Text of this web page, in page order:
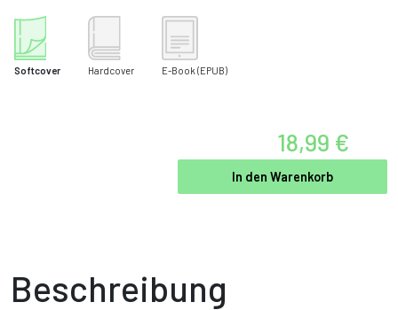
Softcover Hardcover E-Book (EPUB)
18,99 €
In den Warenkorb
Beschreibung